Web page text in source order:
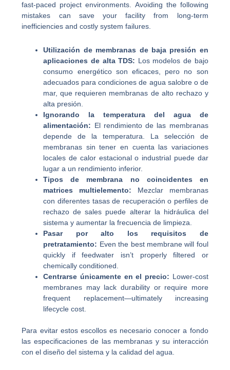
fast-paced project environments. Avoiding the following
mistakes can save your facility from long-term
inefficiencies and costly system failures.
Utilización de membranas de baja presión en
aplicaciones de alta TDS: Los modelos de bajo
consumo energético son eficaces, pero no son
adecuados para condiciones de agua salobre o de
mar, que requieren membranas de alto rechazo y
alta presión.
Ignorando la temperatura del agua de
alimentación: El rendimiento de las membranas
depende de la temperatura. La selección de
membranas sin tener en cuenta las variaciones
locales de calor estacional o industrial puede dar
lugar a un rendimiento inferior.
Tipos de membrana no coincidentes en
matrices multielemento: Mezclar membranas
con diferentes tasas de recuperación o perfiles de
rechazo de sales puede alterar la hidráulica del
sistema y aumentar la frecuencia de limpieza.
Pasar por alto los requisitos de
pretratamiento: Even the best membrane will foul
quickly if feedwater isn’t properly filtered or
chemically conditioned.
Centrarse únicamente en el precio: Lower-cost
membranes may lack durability or require more
frequent replacement—ultimately increasing
lifecycle cost.
Para evitar estos escollos es necesario conocer a fondo
las especificaciones de las membranas y su interacción
con el diseño del sistema y la calidad del agua.